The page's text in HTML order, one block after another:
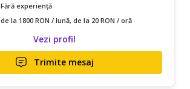
Fără experiență
de la 1800 RON / lună, de la 20 RON / oră
Vezi profil
Trimite mesaj